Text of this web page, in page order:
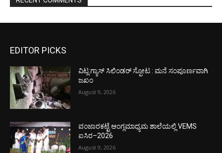
EDITOR PICKS
ವಿಟ್ಲ:ಗ್ಯಾಸ್ ಸಿಲಿಂಡರ್ ಸ್ಪೋಟ : ಮನೆ ಸಂಪೂರ್ಣವಾಗಿ
ಜಖಂ
August 9, 2026
ವಂಜಾರಕಟ್ಟೆ ಆಂಗ್ಲಮಾಧ್ಯಮ ಶಾಲೆಯಲ್ಲಿ VEMS
ಐಸಿರ–2026
August 9, 2026